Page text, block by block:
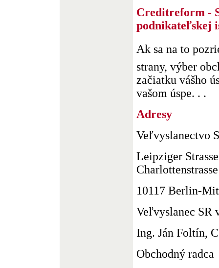
Creditreform -
podnikateľskej
Ak sa na to
strany, výber
začiatku vášho
vašom úspe. . .
Adresy
Veľvyslanectvo
Leipziger
10117 Berlin-
Veľvyslanec SR
Ing. Ján Foltín,
Obchodný radca